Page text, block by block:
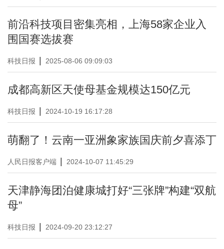
前沿科技项目密集亮相，上海58家企业入
围国赛选拔赛
科技日报 2025-08-06 09:09:03
成都高新区天使母基金规模达150亿元
科技日报 2024-10-19 16:17:28
萌翻了！云南一亚洲象家族国庆前夕喜添丁
人民日报客户端 2024-10-07 11:45:29
天津静海团泊健康城打好“三张牌”构建“双航
母”
科技日报 2024-09-20 23:12:27